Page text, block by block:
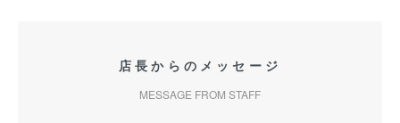
店長からのメッセージ
MESSAGE FROM STAFF